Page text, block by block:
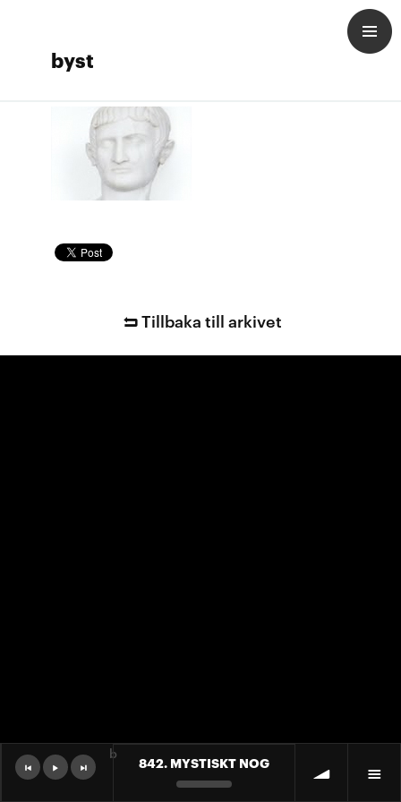
byst
Tillbaka till arkivet
842. MYSTISKT NOG
b